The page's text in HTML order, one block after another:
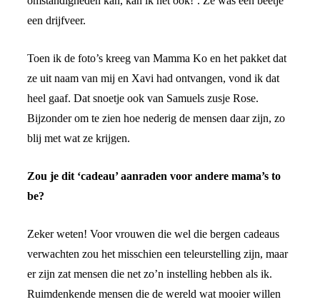
een drijfveer.
Toen ik de foto’s kreeg van Mamma Ko en het pakket dat
ze uit naam van mij en Xavi had ontvangen, vond ik dat
heel gaaf. Dat snoetje ook van Samuels zusje Rose.
Bijzonder om te zien hoe nederig de mensen daar zijn, zo
blij met wat ze krijgen.
Zou je dit ‘cadeau’ aanraden voor andere mama’s to
be?
Zeker weten! Voor vrouwen die wel die bergen cadeaus
verwachten zou het misschien een teleurstelling zijn, maar
er zijn zat mensen die net zo’n instelling hebben als ik.
Ruimdenkende mensen die de wereld wat mooier willen